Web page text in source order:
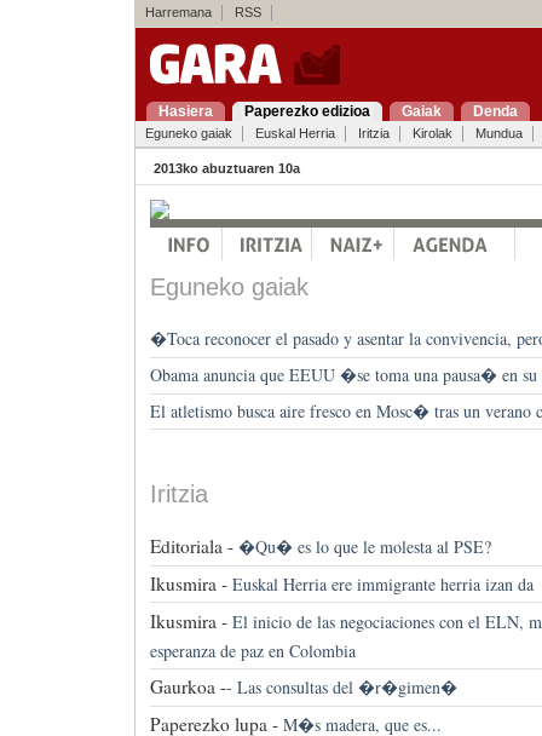
Harremana RSS
Hasiera Paperezko edizioa Gaiak Denda
Eguneko gaiak Euskal Herria Iritzia Kirolak Mundua
2013ko abuztuaren 10a
Eguneko gaiak
�Toca reconocer el pasado y asentar la convivencia,
Obama anuncia que EEUU �se toma una pausa� en
El atletismo busca aire fresco en Mosc� tras un verano
Iritzia
Editoriala - �Qu� es lo que le molesta al PSE?
Ikusmira - Euskal Herria ere immigrante herria izan da
Ikusmira - El inicio de las negociaciones con el ELN,
esperanza de paz en Colombia
Gaurkoa -- Las consultas del �r�gimen�
Paperezko lupa - M�s madera, que es...